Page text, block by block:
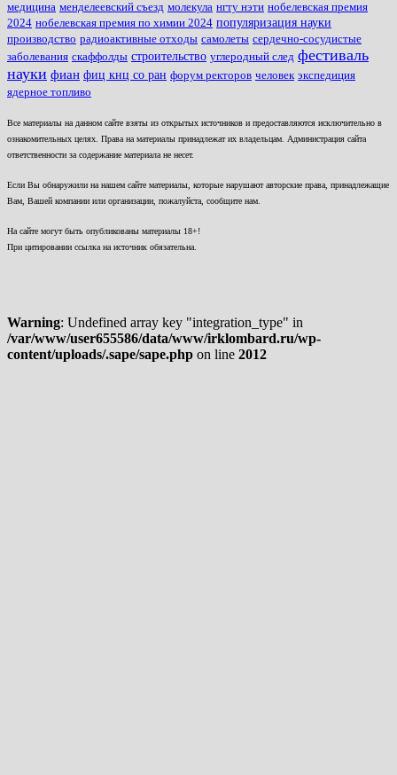
медицина менделеевский съезд молекула нгту нэти нобелевская премия
2024 нобелевская премия по химии 2024 популяризация науки
производство радиоактивные отходы самолеты сердечно-сосудистые
заболевания скаффолды строительство углеродный след фестиваль
науки фиан фиц кнц со ран форум ректоров человек экспедиция
ядерное топливо
Все материалы на данном сайте взяты из открытых источников и предоставляются исключительно в
ознакомительных целях. Права на материалы принадлежат их владельцам. Администрация сайта
ответственности за содержание материала не несет.
Если Вы обнаружили на нашем сайте материалы, которые нарушают авторские права, принадлежащие
Вам, Вашей компании или организации, пожалуйста, сообщите нам.
На сайте могут быть опубликованы материалы 18+!
При цитировании ссылка на источник обязательна.
Warning: Undefined array key "integration_type" in
/var/www/user655586/data/www/irklombard.ru/wp-
content/uploads/.sape/sape.php on line 2012